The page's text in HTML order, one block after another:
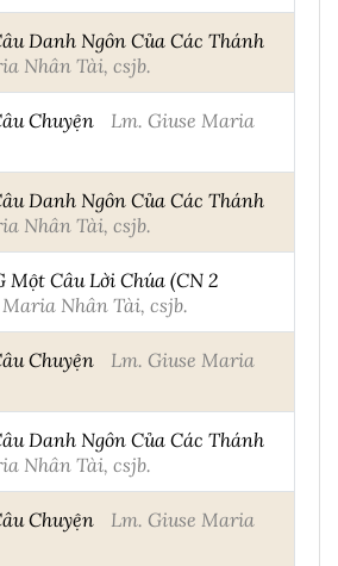
Danh Ngôn Của Các Thánh
Nhân Tài, csjb.
Chuyện
Lm. Giuse Maria
Danh Ngôn Của Các Thánh
Nhân Tài, csjb.
Một Câu Lời Chúa (CN 2
Nhân Tài, csjb.
Chuyện
Lm. Giuse Maria
Danh Ngôn Của Các Thánh
Nhân Tài, csjb.
Chuyện
Lm. Giuse Maria